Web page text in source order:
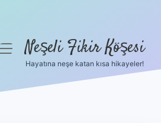
Neşeli Fikir Köşesi
Hayatına neşe katan kısa hikayeler!